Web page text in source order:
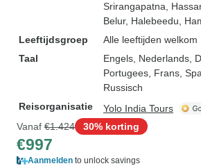
Srirangapatna ,
Belur, Halebeedu ,
Leeftijdsgroep
Alle leeftijden welkom
Taal
Engels, Nederlands,
Portugees, Frans,
Russisch
Reisorganisatie
Yolo India Tours
Vanaf €1.424 30% korting
€997
Aanmelden to unlock savings